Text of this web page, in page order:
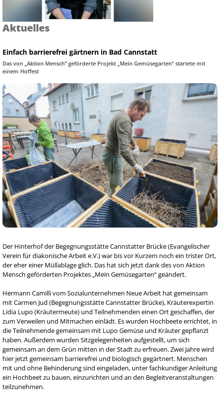
Aktuelles
Einfach barrierefrei gärtnern in Bad Cannstatt
Das von „Aktion Mensch“ geförderte Projekt „Mein Gemüsegarten“ startete mit
einem Hoffest
Der Hinterhof der Begegnungsstätte Cannstatter Brücke (Evangelischer
Verein für diakonische Arbeit e.V.) war bis vor Kurzem noch ein trister Ort,
der eher einer Müllablage glich. Das hat sich jetzt dank des von Aktion
Mensch geförderten Projektes „Mein Gemüsegarten“ geändert.
Hermann Camilli vom Sozialunternehmen Neue Arbeit hat gemeinsam
mit Carmen Jud (Begegnungsstätte Cannstatter Brücke), Kräuterexpertin
Lidia Lupo (Kräutermeute) und Teilnehmenden einen Ort geschaffen, der
zum Verweilen und Mitmachen einlädt. Es wurden Hochbeete errichtet, in
die Teilnehmende gemeinsam mit Lupo Gemüse und Kräuter gepflanzt
haben. Außerdem wurden Sitzgelegenheiten aufgestellt, um sich
gemeinsam an dem Grün mitten in der Stadt zu erfreuen. Zwei Jahre wird
hier jetzt gemeinsam barrierefrei und biologisch gegärtnert. Menschen
mit und ohne Behinderung sind eingeladen, unter fachkundiger Anleitung
ein Hochbeet zu bauen, einzurichten und an den Begleitveranstaltungen
teilzunehmen.